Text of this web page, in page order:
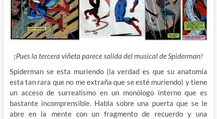
¡Pues la tercera viñeta parece salida del musical de Spiderman!
Spiderman se esta muriendo (la verdad es que su anatomía
esta tan rara que no me extraña que se esté muriendo) y tiene
un acceso de surrealismo en un monólogo interno que es
bastante incomprensible. Habla sobre una puerta que se le
abre en la mente con un fragmento de recuerdo y una